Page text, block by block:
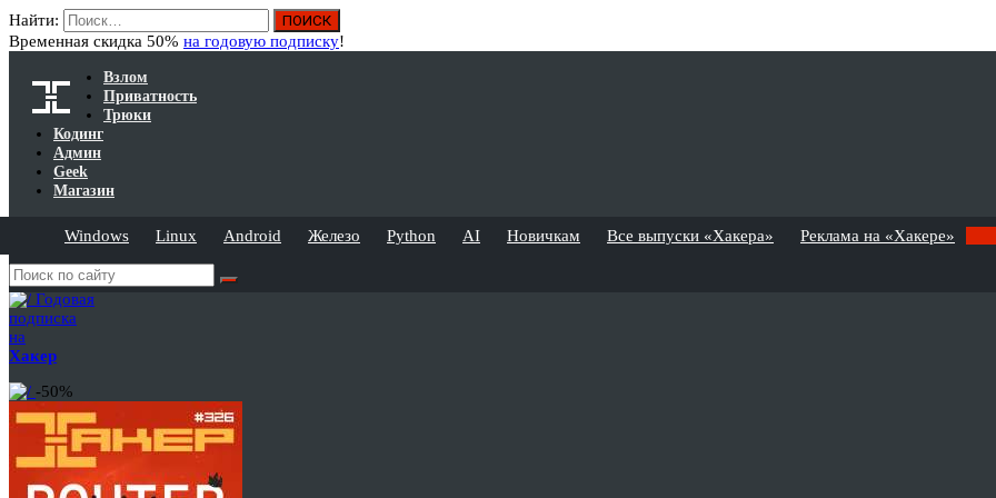
Найти:
Временная скидка 50% на годовую подписку!
Взлом
Приватность
Трюки
Кодинг
Админ
Geek
Магазин
Windows Linux Android Железо Python AI Новичкам Все выпуски «Хакера» Реклама на «Хакере»
Годовая
подписка
на
Хакер
-50%